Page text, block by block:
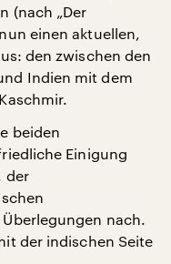
(nach „Der
einen aktuellen,
den zwischen den
Indien mit dem
beiden
Einigung
der
nach.
der indischen Seite